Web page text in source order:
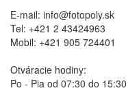
E-mail: info@fotopoly.sk
Tel: +421 2 43424963
Mobil: +421 905 724401
Otváracie hodiny:
Po - Pia od 07:30 do 15:30